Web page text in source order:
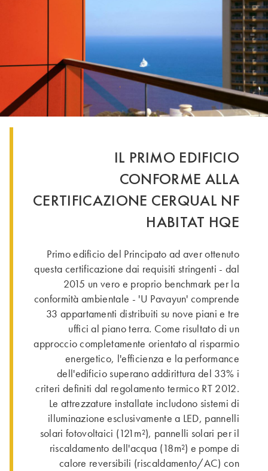
IL PRIMO EDIFICIO
CONFORME ALLA
CERTIFICAZIONE CERQUAL NF
HABITAT HQE
Primo edificio del Principato ad aver ottenuto
questa certificazione dai requisiti stringenti - dal
2015 un vero e proprio benchmark per la
conformità ambientale - 'U Pavayun' comprende
33 appartamenti distribuiti su nove piani e tre
uffici al piano terra. Come risultato di un
approccio completamente orientato al risparmio
energetico, l'efficienza e la performance
dell'edificio superano addirittura del 33% i
criteri definiti dal regolamento termico RT 2012.
Le attrezzature installate includono sistemi di
illuminazione esclusivamente a LED, pannelli
solari fotovoltaici (121m²), pannelli solari per il
riscaldamento dell'acqua (18m²) e pompe di
calore reversibili (riscaldamento/AC) con